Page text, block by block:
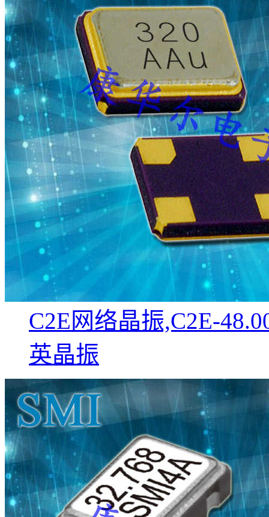
C2E网络晶振,C2E-
英晶振